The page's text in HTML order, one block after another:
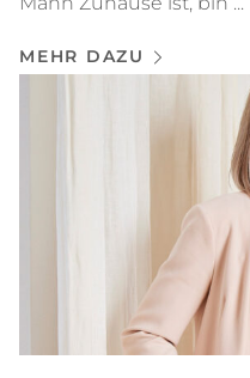
MEHR DAZU